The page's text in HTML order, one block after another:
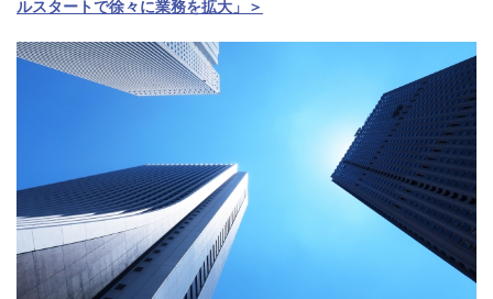
ルスタートで徐々に業務を拡大」＞